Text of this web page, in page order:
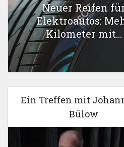
Neuer Reifen
Elektroautos:
Kilometer mit...
Ein Treffen mit
Bülow